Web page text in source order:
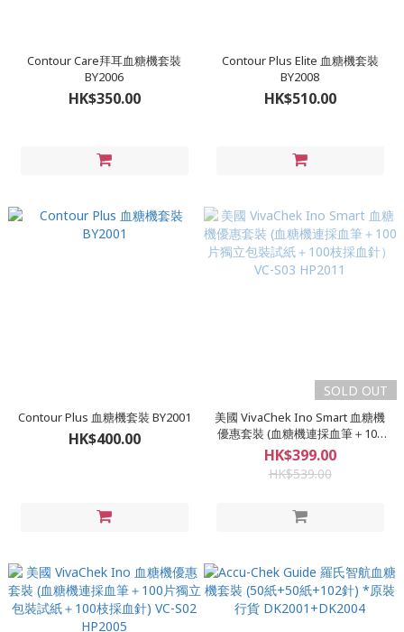
Contour Care拜耳血糖機套裝
BY2006
HK$350.00
Contour Plus Elite 血糖機套裝
BY2008
HK$510.00
Contour Plus 血糖機套裝 BY2001
HK$400.00
SOLD OUT
美國 VivaChek Ino Smart 血糖機
優惠套裝 (血糖機連採血筆＋100
片獨立包裝試紙＋100枝採血針）
VC-S03 HP2011
HK$399.00
HK$539.00